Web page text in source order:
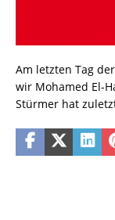
Am letzten Tag
wir Mohamed El-
Stürmer hat